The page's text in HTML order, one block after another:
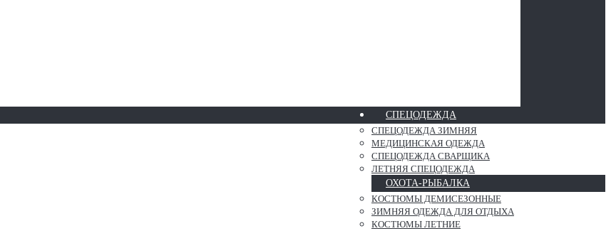
СПЕЦОДЕЖДА
СПЕЦОДЕЖДА ЗИМНЯЯ
МЕДИЦИНСКАЯ ОДЕЖДА
СПЕЦОДЕЖДА СВАРЩИКА
ЛЕТНЯЯ СПЕЦОДЕЖДА
ОХОТА-РЫБАЛКА
КОСТЮМЫ ДЕМИСЕЗОННЫЕ
ЗИМНЯЯ ОДЕЖДА ДЛЯ ОТДЫХА
КОСТЮМЫ ЛЕТНИЕ